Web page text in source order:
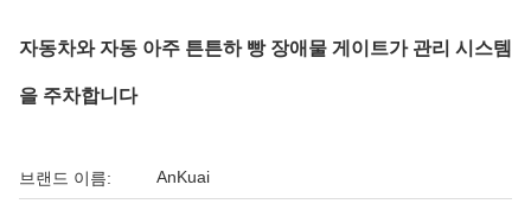
자동차와 자동 아주 튼튼하 빵 장애물 게이트가 관리 시스템
을 주차합니다
브랜드 이름: AnKuai